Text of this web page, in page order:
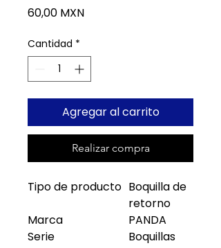
60,00 MXNPrecio
Cantidad *
Agregar al carrito
Realizar compra
Tipo de producto Boquilla de
retorno
Marca
PANDA
Serie
Boquillas